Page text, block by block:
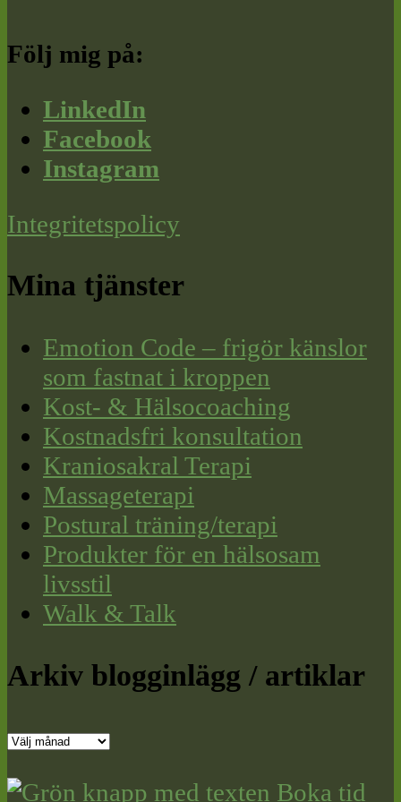
Följ mig på:
LinkedIn
Facebook
Instagram
Integritetspolicy
Mina tjänster
Emotion Code – frigör känslor
som fastnat i kroppen
Kost- & Hälsocoaching
Kostnadsfri konsultation
Kraniosakral Terapi
Massageterapi
Postural träning/terapi
Produkter för en hälsosam
livsstil
Walk & Talk
Arkiv blogginlägg / artiklar
Arkiv
/